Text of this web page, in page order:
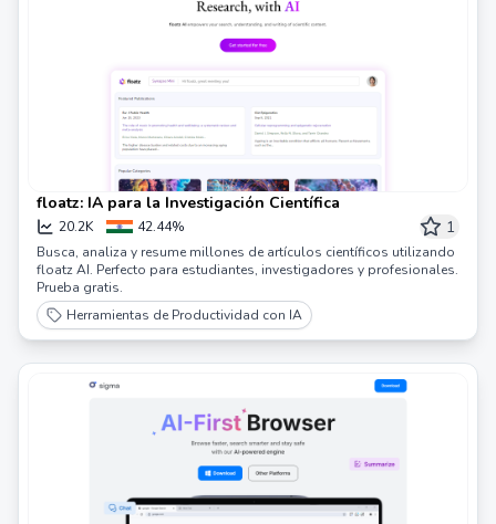
floatz: IA para la Investigación Científica
20.2K 42.44% 1
Busca, analiza y resume millones de artículos científicos utilizando
floatz AI. Perfecto para estudiantes, investigadores y profesionales.
Prueba gratis.
Herramientas de Productividad con IA